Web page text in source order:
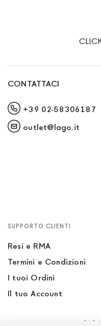
CONTATTACI
+39 02-58306187
outlet@lago.it
SUPPORTO CLIENTI
Resi e RMA
Termini e Condizioni
I tuoi Ordini
Il tuo Account